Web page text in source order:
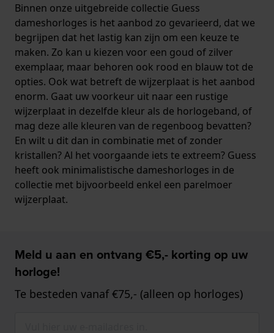
Binnen onze uitgebreide collectie Guess
dameshorloges is het aanbod zo gevarieerd, dat we
begrijpen dat het lastig kan zijn om een keuze te
maken. Zo kan u kiezen voor een goud of zilver
exemplaar, maar behoren ook rood en blauw tot de
opties. Ook wat betreft de wijzerplaat is het aanbod
enorm. Gaat uw voorkeur uit naar een rustige
wijzerplaat in dezelfde kleur als de horlogeband, of
mag deze alle kleuren van de regenboog bevatten?
En wilt u dit dan in combinatie met of zonder
kristallen? Al het voorgaande iets te extreem? Guess
heeft ook minimalistische dameshorloges in de
collectie met bijvoorbeeld enkel een parelmoer
wijzerplaat.
Meld u aan en ontvang €5,- korting op uw
horloge!
Te besteden vanaf €75,- (alleen op horloges)